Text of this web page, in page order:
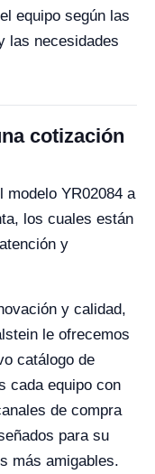
equipo según las
las necesidades
cotización
modelo YR02084 a
los cuales están
y
y calidad,
le ofrecemos
catálogo de
cada equipo con
de compra
para su
más amigables.